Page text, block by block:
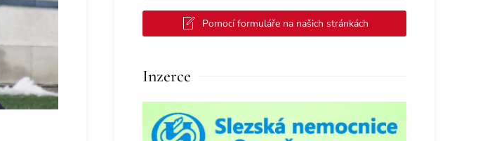
Pomocí formuláře na našich stránkách
Inzerce